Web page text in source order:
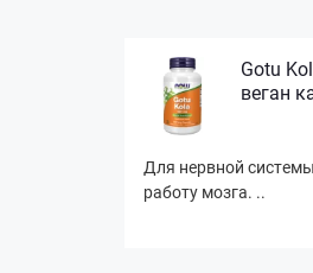
Gotu
веган
Для нервной
работу мозга. ..